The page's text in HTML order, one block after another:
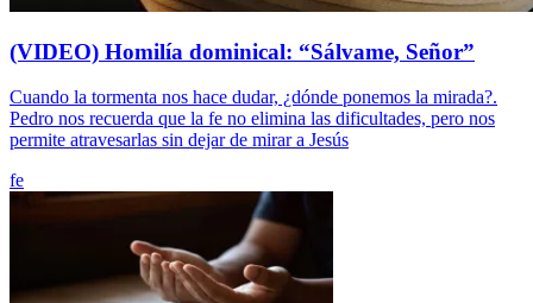
(VIDEO) Homilía dominical: “Sálvame, Señor”
Cuando la tormenta nos hace dudar, ¿dónde ponemos la mirada?.
Pedro nos recuerda que la fe no elimina las dificultades, pero nos
permite atravesarlas sin dejar de mirar a Jesús
fe